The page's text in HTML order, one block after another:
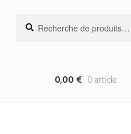
pour :
Recherche
0,00 € 0 article